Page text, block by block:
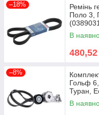
–18%
Ремінь
Поло 3,
В
480,52
–8%
Гольф 6,
Туран,
В